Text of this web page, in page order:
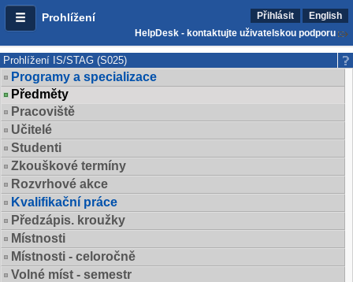
Prohlížení Přihlásit
English
HelpDesk - kontaktujte uživatelskou podporu
Prohlížení IS/STAG (S025)
Programy a specializace
Předměty
Pracoviště
Učitelé
Studenti
Zkouškové termíny
Rozvrhové akce
Kvalifikační práce
Předzápis. kroužky
Místnosti
Místnosti - celoročně
Volné míst - semestr